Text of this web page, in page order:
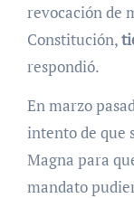
revocación de
Constitución,
respondió.
En marzo
intento de que
Magna para
mandato